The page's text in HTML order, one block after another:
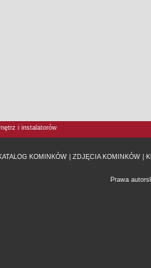
i instalatorów
KATALOG KOMINKÓW | ZDJĘCIA KOMINKÓW |
Prawa